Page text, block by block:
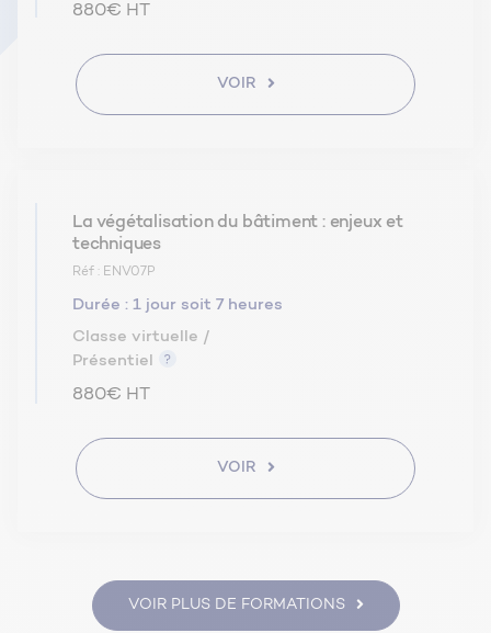
880€ HT
VOIR
La végétalisation du bâtiment : enjeux et
techniques
Réf : ENV07P
Durée : 1 jour soit 7 heures
Classe virtuelle /
Présentiel
880€ HT
VOIR
VOIR PLUS DE FORMATIONS